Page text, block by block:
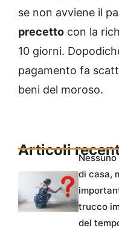
se non avviene il
precetto con la
10 giorni.
pagamento fa
beni del moroso.
Articoli
di casa,
trucco
del